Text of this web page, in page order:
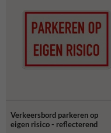
Verkeersbord parkeren op
eigen risico - reflecterend